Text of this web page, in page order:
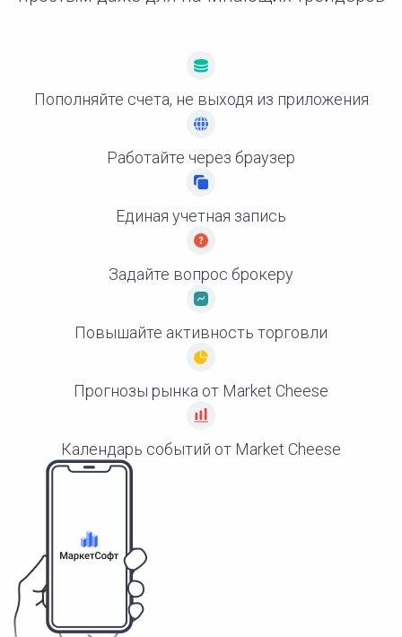
Пополняйте счета, не выходя из приложения
Работайте через браузер
Единая учетная запись
Задайте вопрос брокеру
Повышайте активность торговли
Прогнозы рынка от Market Cheese
Календарь событий от Market Cheese